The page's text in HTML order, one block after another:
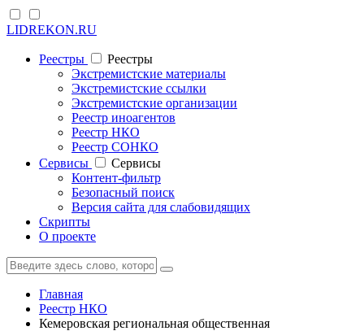
LIDREKON.RU
Реестры
Реестры
Экстремистские материалы
Экстремистские ссылки
Экстремистские организации
Реестр иноагентов
Реестр НКО
Реестр СОНКО
Cервисы
Cервисы
Контент-фильтр
Безопасный поиск
Версия сайта для слабовидящих
Скрипты
О проекте
Главная
Реестр НКО
Кемеровская региональная общественная